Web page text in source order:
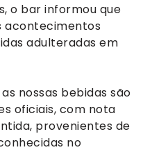
o bar informou que
acontecimentos
adulteradas em
nossas bebidas são
oficiais, com nota
provenientes de
no